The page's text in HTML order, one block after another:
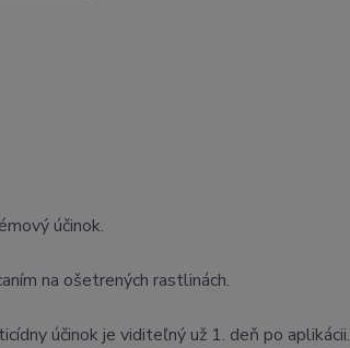
účinok.
na ošetrených rastlinách.
účinok je viditeľný už 1. deň po aplikácii.